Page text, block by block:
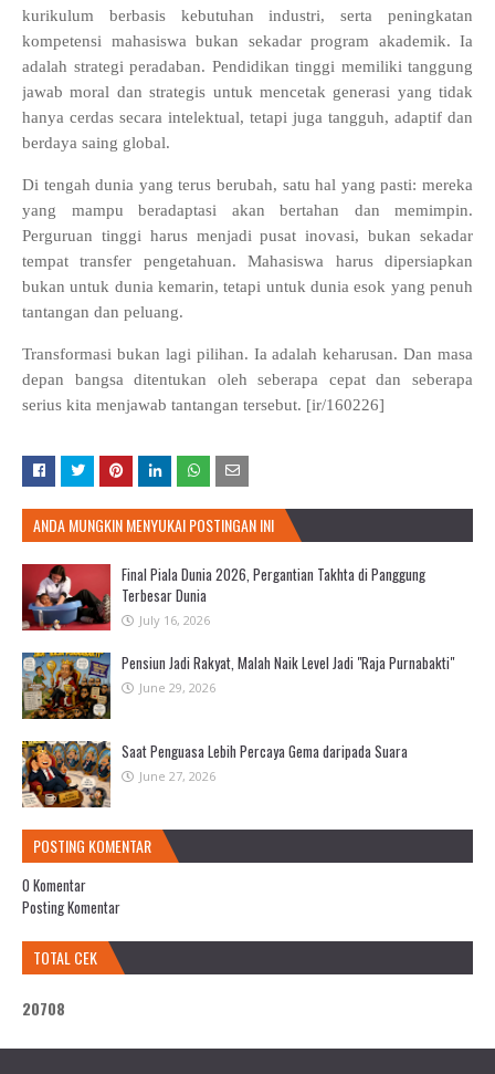
kurikulum berbasis kebutuhan industri, serta peningkatan
kompetensi mahasiswa bukan sekadar program akademik. Ia
adalah strategi peradaban. Pendidikan tinggi memiliki tanggung
jawab moral dan strategis untuk mencetak generasi yang tidak
hanya cerdas secara intelektual, tetapi juga tangguh, adaptif dan
berdaya saing global.
Di tengah dunia yang terus berubah, satu hal yang pasti: mereka
yang mampu beradaptasi akan bertahan dan memimpin.
Perguruan tinggi harus menjadi pusat inovasi, bukan sekadar
tempat transfer pengetahuan. Mahasiswa harus dipersiapkan
bukan untuk dunia kemarin, tetapi untuk dunia esok yang penuh
tantangan dan peluang.
Transformasi bukan lagi pilihan. Ia adalah keharusan. Dan masa
depan bangsa ditentukan oleh seberapa cepat dan seberapa
serius kita menjawab tantangan tersebut. [ir/160226]
ANDA MUNGKIN MENYUKAI POSTINGAN INI
Final Piala Dunia 2026, Pergantian Takhta di Panggung
Terbesar Dunia
July 16, 2026
Pensiun Jadi Rakyat, Malah Naik Level Jadi "Raja Purnabakti"
June 29, 2026
Saat Penguasa Lebih Percaya Gema daripada Suara
June 27, 2026
POSTING KOMENTAR
0 Komentar
Posting Komentar
TOTAL CEK
20708